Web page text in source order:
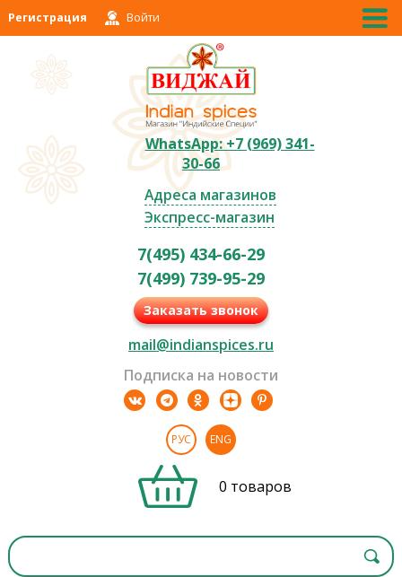
Регистрация Войти
WhatsApp: +7 (969) 341-
30-66
Адреса магазинов
Экспресс-магазин
7(495) 434-66-29
7(499) 739-95-29
Заказать звонок
mail@indianspices.ru
Подписка на новости
РУС ENG
0 товаров